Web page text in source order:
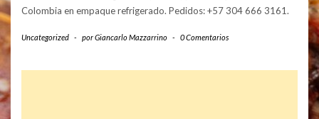
Colombia en empaque refrigerado. Pedidos: +57 304 666 3161.
Uncategorized - porGiancarlo Mazzarrino - 0 Comentarios